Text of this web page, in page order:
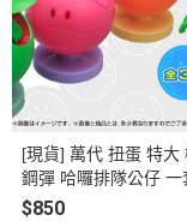
[現貨] 萬代 扭蛋 特大
鋼彈 哈囉排隊公仔 一
$850